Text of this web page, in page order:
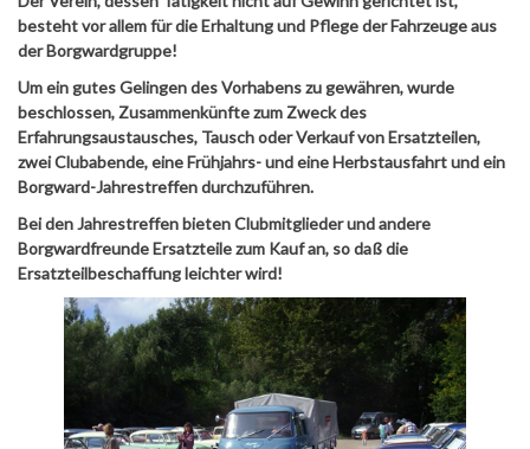
besteht vor allem für die Erhaltung und Pflege der Fahrzeuge aus
der Borgwardgruppe!
Um ein gutes Gelingen des Vorhabens zu gewähren, wurde
beschlossen, Zusammenkünfte zum Zweck des
Erfahrungsaustausches, Tausch oder Verkauf von Ersatzteilen,
zwei Clubabende, eine Frühjahrs- und eine Herbstausfahrt und ein
Borgward-Jahrestreffen durchzuführen.
Bei den Jahrestreffen bieten Clubmitglieder und andere
Borgwardfreunde Ersatzteile zum Kauf an, so daß die
Ersatzteilbeschaffung leichter wird!